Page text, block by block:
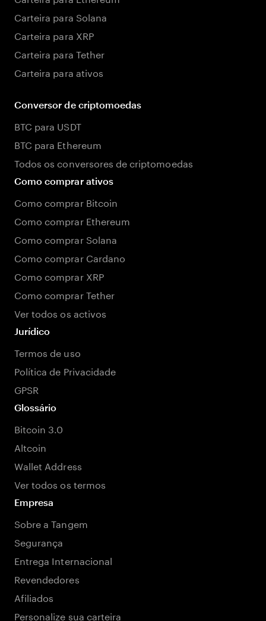
Carteira para Solana
Carteira para XRP
Carteira para Tether
Carteira para ativos
Conversor de criptomoedas
BTC para USDT
BTC para Ethereum
Todos os conversores de criptomoedas
Como comprar ativos
Como comprar Bitcoin
Como comprar Ethereum
Como comprar Solana
Como comprar Cardano
Como comprar XRP
Como comprar Tether
Ver todos os activos
Jurídico
Termos de uso
Política de Privacidade
GPSR
Glossário
Bitcoin 3.0
Altcoin
Wallet Address
Ver todos os termos
Empresa
Sobre a Tangem
Segurança
Entrega Internacional
Revendedores
Afiliados
Personalize sua carteira